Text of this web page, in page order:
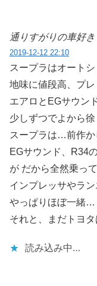
通りすがりの車好き
2019-12-12 22:10
スープラはオート
地味に値段高、プ
エアロとEGサウン
少しずつでよから
スープラは…前作か
EGサウンド、R34
が だから全然乗っ
インプレッサやラ
やっぱりほぼ一緒…
それと、まだトヨタ
読み込み中…